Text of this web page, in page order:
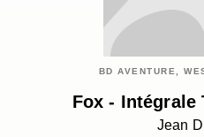
BD AVENTURE,
Fox - Intégrale
Jean